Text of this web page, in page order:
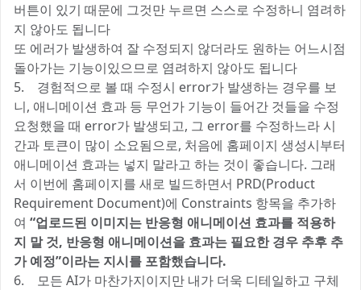
버튼이 있기 때문에 그것만 누르면 스스로 수정하니 염려하
지 않아도 됩니다
또 에러가 발생하여 잘 수정되지 않더라도 원하는 어느시점
돌아가는 기능이있으므로 염려하지 않아도 됩니다
5. 경험적으로 볼 때 수정시 error가 발생하는 경우를 보
니, 애니메이션 효과 등 무언가 기능이 들어간 것들을 수정
요청했을 때 error가 발생되고, 그 error를 수정하느라 시
간과 토큰이 많이 소요됨으로, 처음에 홈페이지 생성시부터
애니메이션 효과는 넣지 말라고 하는 것이 좋습니다. 그래
서 이번에 홈페이지를 새로 빌드하면서 PRD(Product
Requirement Document)에 Constraints 항목을 추가하
여 “업로드된 이미지는 반응형 애니메이션 효과를 적용하
지 말 것, 반응형 애니메이션을 효과는 필요한 경우 추후 추
가 예정”이라는 지시를 포함했습니다.
6. 모든 AI가 마찬가지이지만 내가 더욱 디테일하고 구체